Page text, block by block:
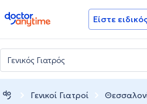
doctoranytime Είστε
Γενικοί Γιατροί